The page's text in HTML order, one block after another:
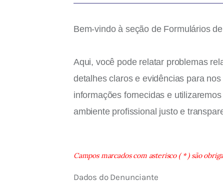
Bem-vindo à seção de Formulários
Aqui, você pode relatar problemas
detalhes claros e evidências para
informações fornecidas e
ambiente profissional justo e
Campos marcados com asterisco ( * ) são
Dados do Denunciante